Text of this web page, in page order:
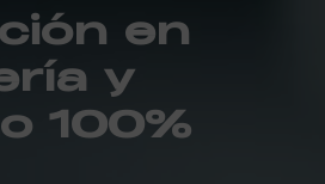
en
y
100%